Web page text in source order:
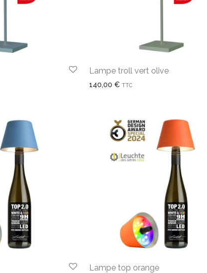
Lampe troll vert olive
140,00 € TTC
Lampe top orange